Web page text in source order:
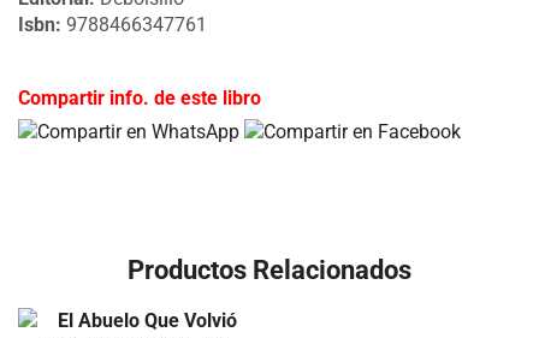
Isbn: 9788466347761
Compartir info. de este libro
Productos Relacionados